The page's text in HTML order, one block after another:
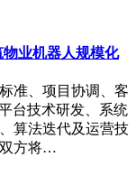
业机器人规模化
准、项目协调、客
台技术研发、系统
算法迭代及运营技
双方将…